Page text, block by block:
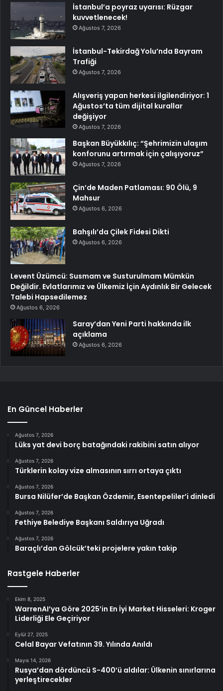
İstanbul’a poyraz uyarısı: Rüzgar
kuvvetlenecek!
Ağustos 7, 2026
İstanbul-Tekirdağ Yolu’nda Bayram
Trafiği
Ağustos 7, 2026
Alışveriş yapan herkesi ilgilendiriyor: 1
Ağustos’ta tüm dijital kurallar
değişiyor
Ağustos 7, 2026
Başkan Büyükkılıç: “Şehrimizin ulaşım
konforunu artırmak için çalışıyoruz”
Ağustos 7, 2026
Çin’de Maden Patlaması: 90 Ölü, 9
Mahsur
Ağustos 6, 2026
Bahşılı’da Çilek Fidesi Dikti
Ağustos 6, 2026
Levent Üzümcü: Susmam ve Susturulmam Mümkün
Değildir. Evlatlarımız ve Ülkemiz İçin Aydınlık Bir Gelecek
Talebi Hapsedilemez
Ağustos 6, 2026
Saray’dan Yeni Parti hakkında ilk
açıklama
Ağustos 6, 2026
En Güncel Haberler
Ağustos 7, 2026
Lüks yat devi borç batağındaki rakibini satın alıyor
Ağustos 7, 2026
Türklerin kolay vize almasının sırrı ortaya çıktı
Ağustos 7, 2026
Bursa Nilüfer’de Başkan Özdemir, Esentepeliler’i dinledi
Ağustos 7, 2026
Fethiye Belediye Başkanı Saldırıya Uğradı
Ağustos 7, 2026
Baraçlı’dan Gölcük’teki projelere yakın takip
Rastgele Haberler
Ekim 8, 2025
WarrenAI’ya Göre 2025’in En İyi Market Hisseleri: Kroger
Liderliği Ele Geçiriyor
Eylül 27, 2025
Celal Bayar Vefatının 39. Yılında Anıldı
Mayıs 14, 2026
Rusya’dan dördüncü S-400’ü aldılar: Ülkenin sınırlarına
yerleştirecekler